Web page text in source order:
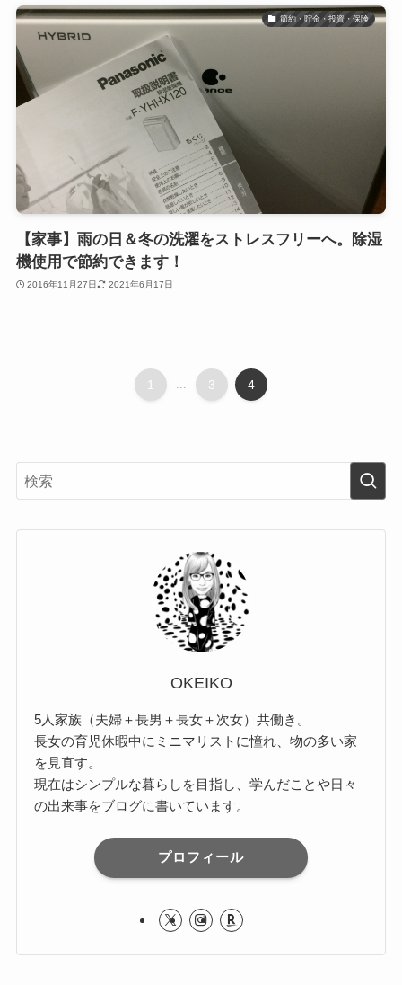
節約・貯金・投資・保険
【家事】雨の日＆冬の洗濯をストレスフリーへ。除湿
機使用で節約できます！
2016年11月27日 2021年6月17日
1 3 4
OKEIKO
5人家族（夫婦＋長男＋長女＋次女）共働き。
長女の育児休暇中にミニマリストに憧れ、物の多い家
を見直す。
現在はシンプルな暮らしを目指し、学んだことや日々
の出来事をブログに書いています。
プロフィール